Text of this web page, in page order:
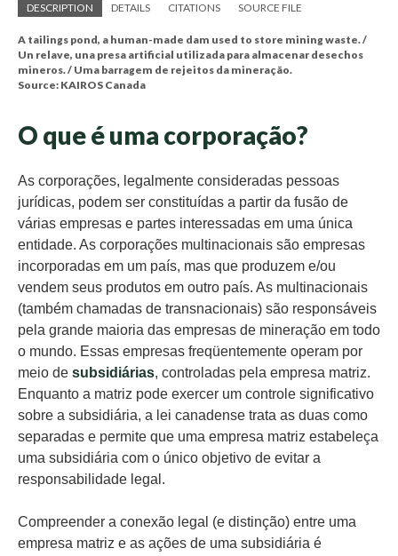
DESCRIPTION DETAILS CITATIONS SOURCE FILE
A tailings pond, a human-made dam used to store mining waste. /
Un relave, una presa artificial utilizada para almacenar desechos
mineros. / Uma barragem de rejeitos da mineração.
Source: KAIROS Canada
O que é uma corporação?
As corporações, legalmente consideradas pessoas
jurídicas, podem ser constituídas a partir da fusão de
várias empresas e partes interessadas em uma única
entidade. As corporações multinacionais são empresas
incorporadas em um país, mas que produzem e/ou
vendem seus produtos em outro país. As multinacionais
(também chamadas de transnacionais) são responsáveis
pela grande maioria das empresas de mineração em todo
o mundo. Essas empresas freqüentemente operam por
meio de subsidiárias, controladas pela empresa matriz.
Enquanto a matriz pode exercer um controle significativo
sobre a subsidiária, a lei canadense trata as duas como
separadas e permite que uma empresa matriz estabeleça
uma subsidiária com o único objetivo de evitar a
responsabilidade legal.
Compreender a conexão legal (e distinção) entre uma
empresa matriz e as ações de uma subsidiária é